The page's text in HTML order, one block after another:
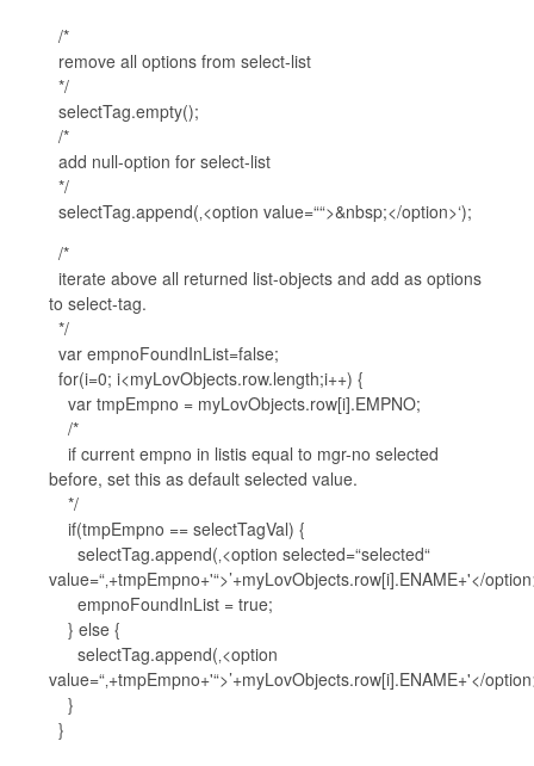
/*
remove all options from select-list
*/
selectTag.empty();
/*
add null-option for select-list
*/
selectTag.append(‚<option value=““>&nbsp;</option>‘);
/*
iterate above all returned list-objects and add as options
to select-tag.
*/
var empnoFoundInList=false;
for(i=0; i<myLovObjects.row.length;i++) {
var tmpEmpno = myLovObjects.row[i].EMPNO;
/*
if current empno in listis equal to mgr-no selected
before, set this as default selected value.
*/
if(tmpEmpno == selectTagVal) {
selectTag.append(‚<option selected=“selected“
value=“‚+tmpEmpno+'“>’+myLovObjects.row[i].ENAME+'</
empnoFoundInList = true;
} else {
selectTag.append(‚<option
value=“‚+tmpEmpno+'“>’+myLovObjects.row[i].ENAME+'</
}
}